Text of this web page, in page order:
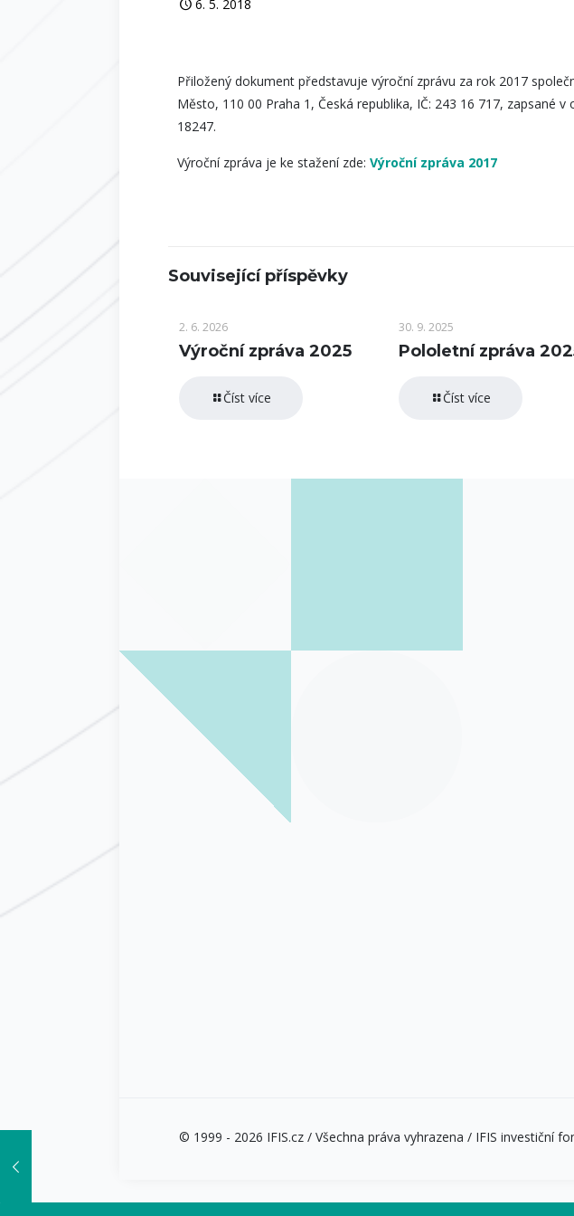
6. 5. 2018
Přiložený dokument představuje výroční zprávu za rok 2017
Město, 110 00 Praha 1, Česká republika, IČ: 243 16 717, zapsané
18247.
Výroční zpráva je ke stažení zde: Výroční zpráva 2017
Související příspěvky
2. 6. 2026
Výroční zpráva 2025
Číst více
30. 9. 2025
Pololetní zpráva
Číst více
© 1999 - 2026 IFIS.cz / Všechna práva vyhrazena / IFIS investiční